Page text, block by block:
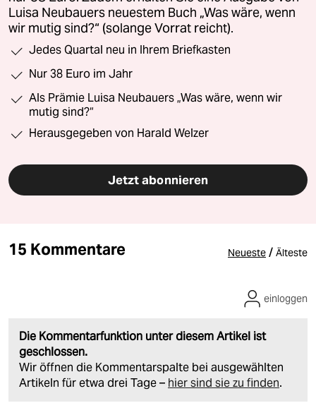
Luisa Neubauers neuestem Buch „Was wäre, wenn
wir mutig sind?“ (solange Vorrat reicht).
Jedes Quartal neu in Ihrem Briefkasten
Nur 38 Euro im Jahr
Als Prämie Luisa Neubauers „Was wäre, wenn wir
mutig sind?“
Herausgegeben von Harald Welzer
Jetzt abonnieren
15 Kommentare Neueste / Älteste
Die Kommentarfunktion unter diesem Artikel ist
geschlossen.
Wir öffnen die Kommentarspalte bei ausgewählten
Artikeln für etwa drei Tage – hier sind sie zu finden.
einloggen